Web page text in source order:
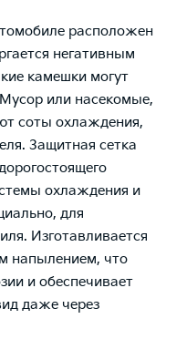
расположен
негативным
камешки могут
или насекомые,
соты охлаждения,
Защитная сетка
охлаждения и
для
Изготавливается
напылением, что
и обеспечивает
даже через